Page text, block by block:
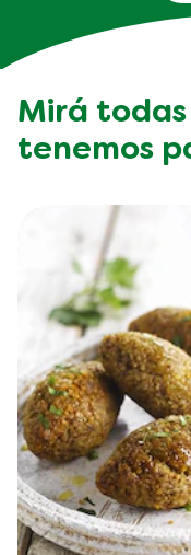
Mirá
tenemos